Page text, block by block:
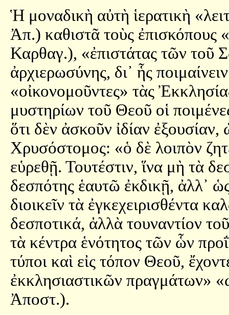
Ἡ μοναδικὴ αὐτὴ ἱερατικὴ
Ἀπ.) καθιστᾶ τοὺς ἐπισκόπους
Καρθαγ.), «ἐπιστάτας τῶν τοῦ
ἀρχιερωσύνης, δι᾿ ἧς
«οἰκονομοῦντες» τὰς
μυστηρίων τοῦ Θεοῦ οἱ
ὅτι δὲν ἀσκοῦν ἰδίαν
Χρυσόστομος: «ὁ δὲ λοιπὸν
εὑρεθῇ. Τουτέστιν, ἵνα μὴ τὰ
δεσπότης ἑαυτῶ ἐκδικῇ, ἀλλ᾿
διοικεῖν τὰ ἐγκεχειρισθέντα
δεσποτικά, ἀλλὰ τουναντίον
τὰ κέντρα ἑνότητος τῶν ὧν
τύποι καὶ εἰς τόπον Θεοῦ,
ἐκκλησιαστικῶν πραγμάτων»
Ἀποστ.).